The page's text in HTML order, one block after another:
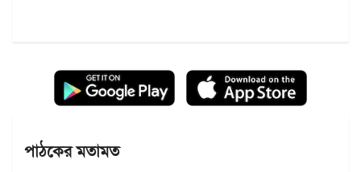
পাঠকের মতামত